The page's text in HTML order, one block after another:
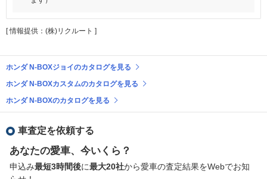
[ 情報提供：(株)リクルート ]
ホンダ N-BOXジョイのカタログを見る
ホンダ N-BOXカスタムのカタログを見る
ホンダ N-BOXのカタログを見る
車査定を依頼する
あなたの愛車、今いくら？
申込み最短3時間後に最大20社から愛車の査定結果をWebでお知